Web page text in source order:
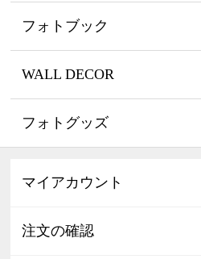
フォトブック
WALL DECOR
フォトグッズ
マイアカウント
注文の確認